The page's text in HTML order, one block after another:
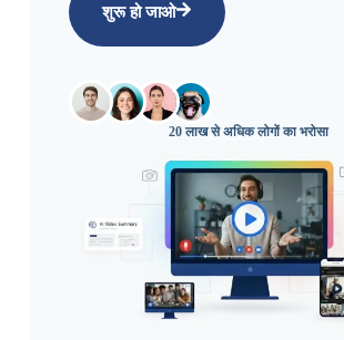
शुरू हो जाओ
20 लाख से अधिक लोगों का भरोसा